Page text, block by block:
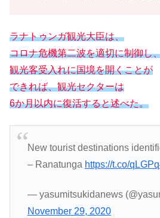
ラナトゥンガ観光大臣は、
コロナ危機第二波を適切に制御し
観光客受入れに国境を開くことが
できれば、観光セクターは
6か月以内に復活すると述べた。
New tourist destinations
– Ranatunga https://t.co/
— yasumitsukidanews
November 29, 2020